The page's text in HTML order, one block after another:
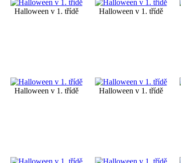
Halloween v 1. třídě Halloween v 1. třídě
Halloween v 1. třídě Halloween v 1. třídě